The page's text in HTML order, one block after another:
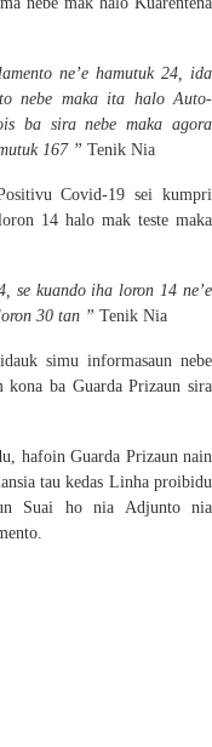
ne’e hamutuk 24, ida
nebe maka ita halo Auto-
ba sira nebe maka agora
167 ” Tenik Nia
u Covid-19 sei kumpri
14 halo mak teste maka
se kuando iha loron 14 ne’e
30 tan ” Tenik Nia
simu informasaunnebe
kona ba Guarda Prizaun sira
hafoin Guarda Prizaun nain
tau kedas Linha proibidu
Suai ho nia Adjunto nia